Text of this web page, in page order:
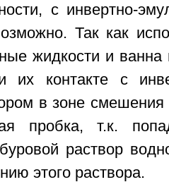
с инвертно-
Так как
жидкости и ванна
их контакте с
в зоне смешения
пробка, т.к.
раствор
этого раствора.